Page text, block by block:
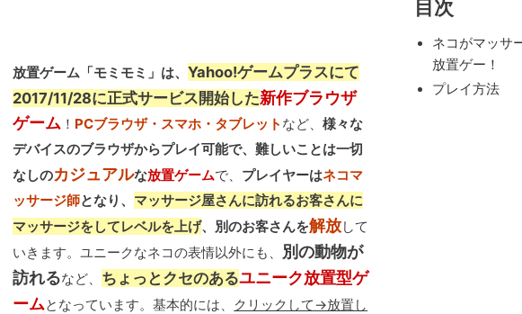
放置ゲーム「モミモミ」は、Yahoo!ゲームプラスにて
2017/11/28に正式サービス開始した新作ブラウザ
ゲーム ！ PCブラウザ・スマホ・タブレット など、様々な
デバイスのブラウザからプレイ可能で、難しいことは一切
なしのカジュアルな放置ゲームで、 プレイヤーはネコマ
ッサージ師となり、 マッサージ屋さんに訪れるお客さんに
マッサージをしてレベルを上げ、別のお客さんを解放して
いきます。ユニークなネコの表情以外にも、 別の動物が
訪れるなど、 ちょっとクセのあるユニーク放置型ゲ
ームとなっています。基本的には、 クリックして→放置し
目次
ネコがマッサ
放置ゲー！
プレイ方法